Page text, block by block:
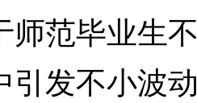
范毕业生不
引发不小波